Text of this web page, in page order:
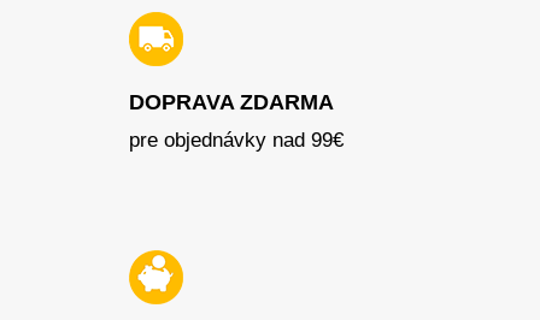
DOPRAVA ZDARMA
pre objednávky nad 99€